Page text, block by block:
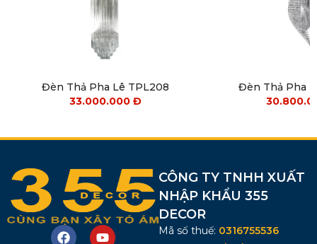
Đèn Thả Pha Lê TPL208
33.000.000Đ
Đèn Thả Pha
CÔNG TY TNHH XUẤT
NHẬP KHẨU 355
DECOR
Mã số thuế: 0316755536